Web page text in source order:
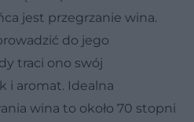
jest przegrzanie wina.
do jego
traci ono swój
i aromat. Idealna
wina to około 70 stopni